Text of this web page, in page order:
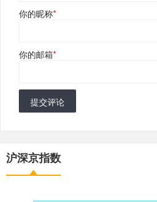
你的昵称*
你的邮箱*
提交评论
沪深京指数